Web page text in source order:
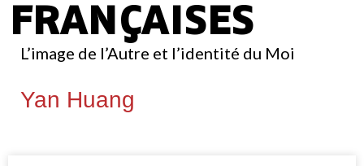
françaises
L’image de l’Autre et l’identité du Moi
Yan Huang